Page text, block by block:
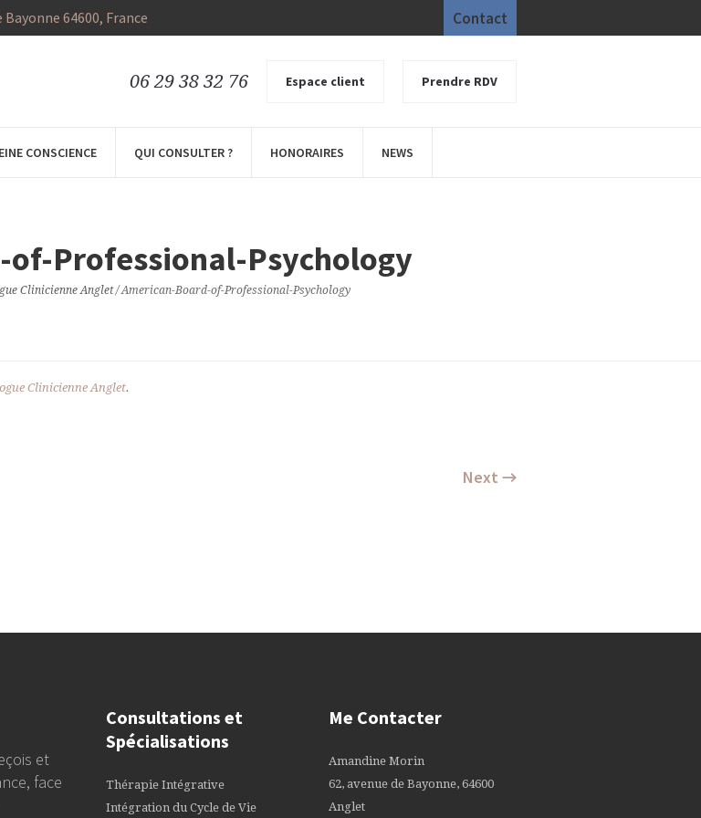
Contact
Bayonne 64600, France
06 29 38 32 76 Espace client Prendre RDV
CONSCIENCE QUI CONSULTER ? HONORAIRES NEWS
Professional-Psychology
Clinicienne Anglet /American-Board-of-Professional-Psychology
Clinicienne Anglet.
Next →
et
face
Consultations et
Spécialisations
Thérapie Intégrative
Intégration du Cycle de Vie
Me Contacter
Amandine Morin
62, avenue de Bayonne, 64600
Anglet